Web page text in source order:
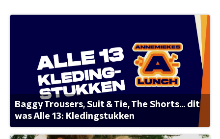
Baggy Trousers, Suit & Tie, The Shorts... dit
was Alle 13: Kledingstukken